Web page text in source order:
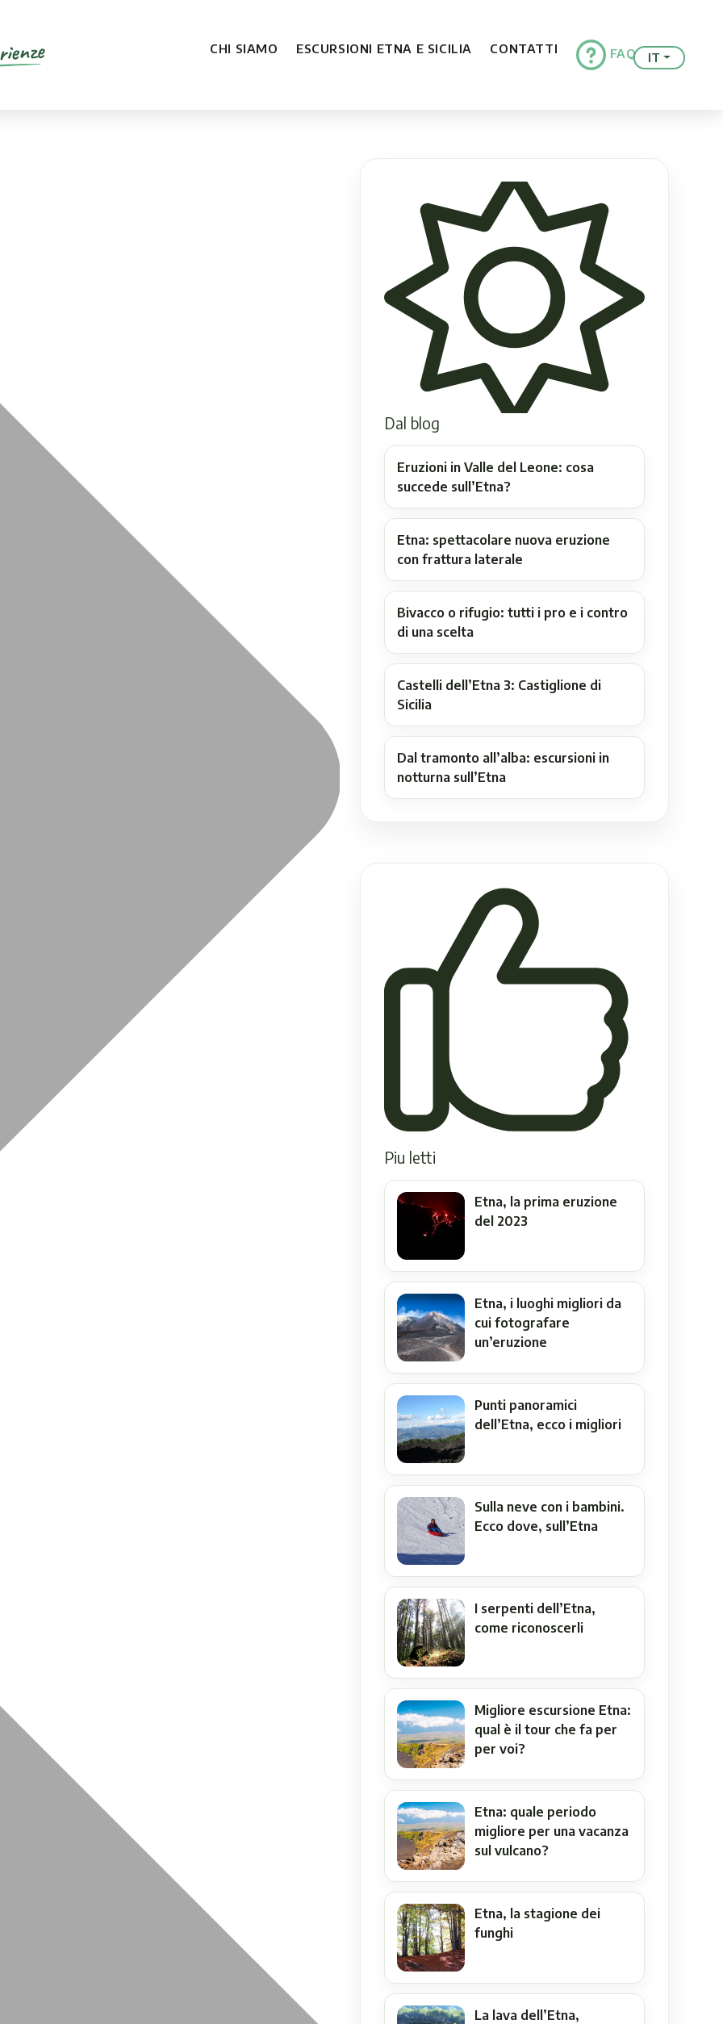
CHI SIAMO ESCURSIONI ETNA E SICILIA CONTATTI FAQ IT
Dal blog
Eruzioni in Valle del Leone: cosa
succede sull’Etna?
Etna: spettacolare nuova eruzione
con frattura laterale
Bivacco o rifugio: tutti i pro e i contro
di una scelta
Castelli dell’Etna 3: Castiglione di
Sicilia
Dal tramonto all’alba: escursioni in
notturna sull’Etna
Piu letti
Etna, la prima eruzione
del 2023
Etna, i luoghi migliori da
cui fotografare
un’eruzione
Punti panoramici
dell’Etna, ecco i migliori
Sulla neve con i bambini.
Ecco dove, sull’Etna
I serpenti dell’Etna,
come riconoscerli
Migliore escursione Etna:
qual è il tour che fa per
per voi?
Etna: quale periodo
migliore per una vacanza
sul vulcano?
Etna, la stagione dei
funghi
La lava dell’Etna,